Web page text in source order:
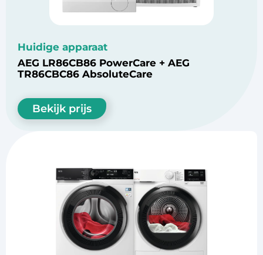
Huidige apparaat
AEG LR86CB86 PowerCare + AEG
TR86CBC86 AbsoluteCare
Bekijk prijs